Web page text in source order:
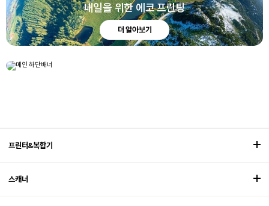
내일을 위한 에코 프린팅
더 알아보기
ECO-PROJECTION FOR TOMORROW
엡손 3LCD 프로젝터 일상을 ECO로 보다
프린터&복합기
스캐너